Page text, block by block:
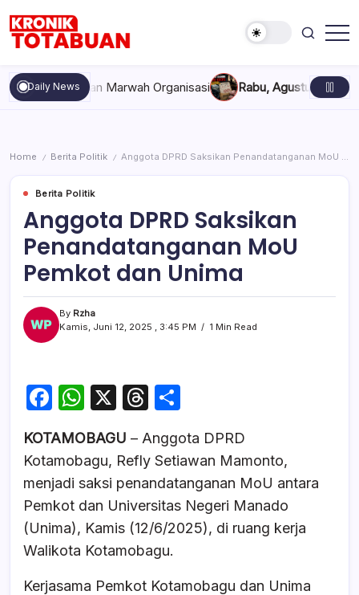
content
Totabuan
hari
ini
Kronik
Daily News
dan Marwah Organisasi Rabu, Agustus 5, 2026 ,
Home / Berita Politik / Anggota DPRD Saksikan Penandatanganan MoU Pemkot dan Unima
Berita Politik
Anggota DPRD Saksikan
Penandatanganan MoU
Pemkot dan Unima
By Rzha
Kamis, Juni 12, 2025 , 3:45 PM
1 Min Read
F
c
e
b
o
o
k
W
at
s
A
p
p
X
T
e
a
d
s
ar
e
KOTAMOBAGU – Anggota DPRD
Kotamobagu, Refly Setiawan Mamonto,
menjadi saksi penandatanganan MoU antara
Pemkot dan Universitas Negeri Manado
(Unima), Kamis (12/6/2025), di ruang kerja
Walikota Kotamobagu.
Kerjasama Pemkot Kotamobagu dan Unima